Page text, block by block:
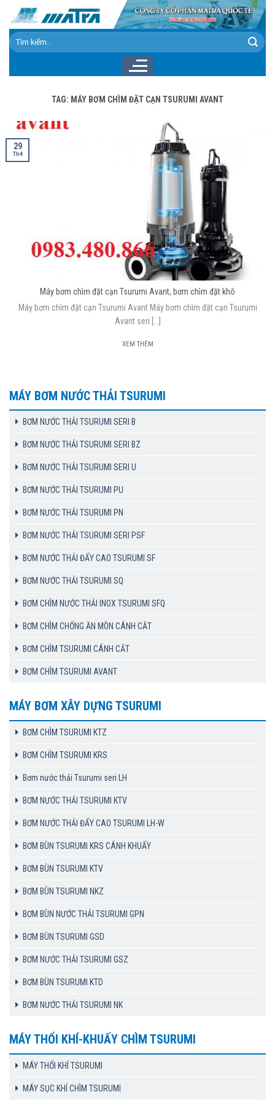
content
Tìm
kiếm:
TAG: MÁY BƠM CHÌM ĐẶT CẠN TSURUMI AVANT
MÁY BƠM NƯỚC THẢI TSURUMI
BƠM NƯỚC THẢI TSURUMI SERI B
BƠM NƯỚC THẢI TSURUMI SERI BZ
BƠM NƯỚC THẢI TSURUMI SERI U
BƠM NƯỚC THẢI TSURUMI PU
BƠM NƯỚC THẢI TSURUMI PN
BƠM NƯỚC THẢI TSURUMI SERI PSF
BƠM NƯỚC THẢI ĐẨY CAO TSURUMI SF
BƠM NƯỚC THẢI TSURUMI SQ
BƠM CHÌM NƯỚC THẢI INOX TSURUMI SFQ
BƠM CHÌM CHỐNG ĂN MÒN CÁNH CẮT
BƠM CHÌM TSURUMI CÁNH CẮT
BƠM CHÌM TSURUMI AVANT
MÁY BƠM XÂY DỰNG TSURUMI
BƠM CHÌM TSURUMI KTZ
BƠM CHÌM TSURUMI KRS
Bơm nước thải Tsurumi seri LH
BƠM NƯỚC THẢI TSURUMI KTV
BƠM NƯỚC THẢI ĐẨY CAO TSURUMI LH-W
BƠM BÙN TSURUMI KRS CÁNH KHUẤY
BƠM BÙN TSURUMI KTV
BƠM BÙN TSURUMI NKZ
BƠM BÙN NƯỚC THẢI TSURUMI GPN
BƠM BÙN TSURUMI GSD
BƠM NƯỚC THẢI TSURUMI GSZ
BƠM BÙN TSURUMI KTD
BƠM NƯỚC THẢI TSURUMI NK
MÁY THỔI KHÍ-KHUẤY CHÌM TSURUMI
MÁY THỔI KHÍ TSURUMI
MÁY SỤC KHÍ CHÌM TSURUMI
Máy bơm chìm đặt cạn Tsurumi Avant, bơm chìm đặt khô
Máy bơm chìm đặt cạn Tsurumi Avant Máy bơm chìm đặt cạn Tsurumi
Avant seri [...]
XEM THÊM
29
Th4